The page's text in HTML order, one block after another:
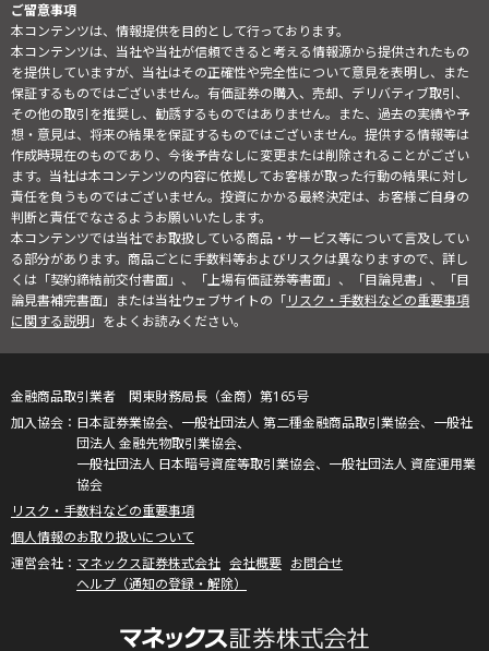
ご留意事項
本コンテンツは、情報提供を目的として行っております。
本コンテンツは、当社や当社が信頼できると考える情報源から提供されたもの
を提供していますが、当社はその正確性や完全性について意見を表明し、また
保証するものではございません。有価証券の購入、売却、デリバティブ取引、
その他の取引を推奨し、勧誘するものではありません。また、過去の実績や予
想・意見は、将来の結果を保証するものではございません。提供する情報等は
作成時現在のものであり、今後予告なしに変更または削除されることがござい
ます。当社は本コンテンツの内容に依拠してお客様が取った行動の結果に対し
責任を負うものではございません。投資にかかる最終決定は、お客様ご自身の
判断と責任でなさるようお願いいたします。
本コンテンツでは当社でお取扱している商品・サービス等について言及してい
る部分があります。商品ごとに手数料等およびリスクは異なりますので、詳し
くは「契約締結前交付書面」、「上場有価証券等書面」、「目論見書」、「目
論見書補完書面」または当社ウェブサイトの「リスク・手数料などの重要事項
に関する説明」をよくお読みください。
金融商品取引業者 関東財務局長（金商）第165号
日本証券業協会、一般社団法人 第二種金融商品取引業協会、一般社
団法人 金融先物取引業協会、
一般社団法人 日本暗号資産等取引業協会、一般社団法人 資産運用業
協会
リスク・手数料などの重要事項
個人情報のお取り扱いについて
マネックス証券株式会社 会社概要 お問合せ
ヘルプ（通知の登録・解除）